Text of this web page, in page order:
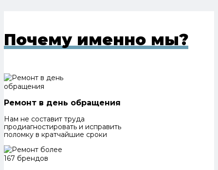
Почему именно мы?
Ремонт в день обращения
Нам не составит труда
продиагностировать и исправить
поломку в кратчайшие сроки